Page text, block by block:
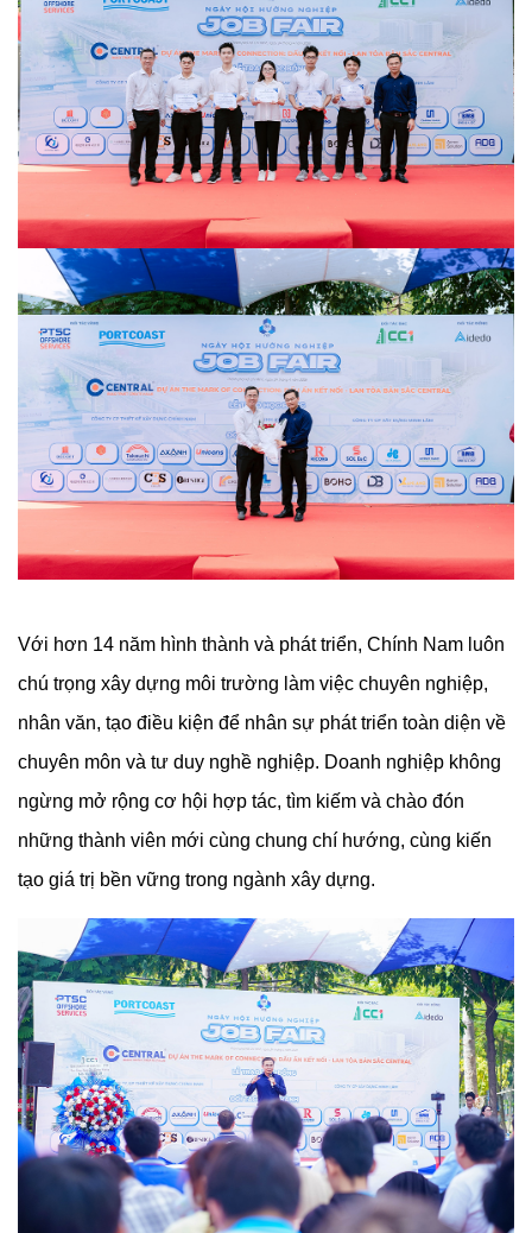
Với hơn 14 năm hình thành và phát triển, Chính Nam luôn
chú trọng xây dựng môi trường làm việc chuyên nghiệp,
nhân văn, tạo điều kiện để nhân sự phát triển toàn diện về
chuyên môn và tư duy nghề nghiệp. Doanh nghiệp không
ngừng mở rộng cơ hội hợp tác, tìm kiếm và chào đón
những thành viên mới cùng chung chí hướng, cùng kiến
tạo giá trị bền vững trong ngành xây dựng.